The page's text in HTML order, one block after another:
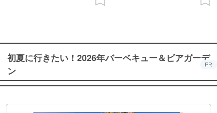
初夏に行きたい！2026年バーベキュー＆ビアガーデ
ン
PR